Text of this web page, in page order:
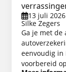
13 juli 2026
Silke Zegers
Ga je met de
eenvoudig in
voorbereid